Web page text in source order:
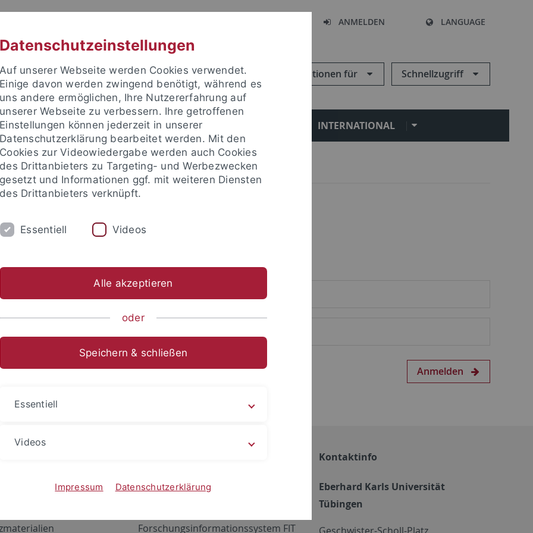
ANMELDEN LANGUAGE
Informationen für Schnellzugriff
FORSCHUNG EINRICHTUNGEN INTERNATIONAL
um sich anzumelden:
Anmelden
Netzwerk
ALMA
Forschungsinformationssystem FIT
Kontaktinfo
Eberhard Karls Universität
Tübingen
Datenschutzeinstellungen
Auf unserer Webseite werden Cookies verwendet.
Einige davon werden zwingend benötigt, während es
uns andere ermöglichen, Ihre Nutzererfahrung auf
unserer Webseite zu verbessern. Ihre getroffenen
Einstellungen können jederzeit in unserer
Datenschutzerklärung bearbeitet werden. Mit den
Cookies zur Videowiedergabe werden auch Cookies
des Drittanbieters zu Targeting- und Werbezwecken
gesetzt und Informationen ggf. mit weiteren Diensten
des Drittanbieters verknüpft.
Essentiell Videos
Alle akzeptieren
oder
Speichern & schließen
Essentiell
Videos
Impressum Datenschutzerklärung